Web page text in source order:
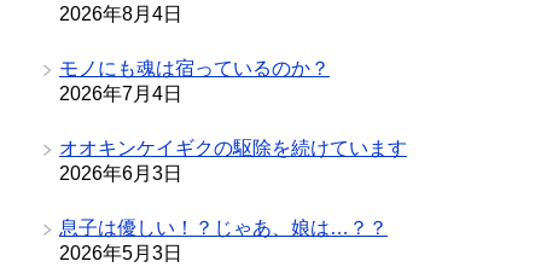
2026年8月4日
モノにも魂は宿っているのか？
2026年7月4日
オオキンケイギクの駆除を続けています
2026年6月3日
息子は優しい！？じゃあ、娘は…？？
2026年5月3日